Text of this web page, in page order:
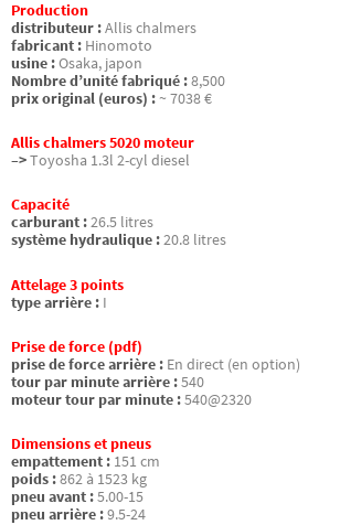
Production
distributeur :Allis chalmers
fabricant : Hinomoto
usine :Osaka, japon
Nombre d’unité fabriqué :8,500
prix original (euros) : ~ 7038 €
Allis chalmers 5020 moteur
–>Toyosha 1.3l 2-cyl diesel
Capacité
carburant :26.5 litres
système hydraulique :20.8 litres
Attelage 3 points
type arrière : I
Prise de force (pdf)
prise de force arrière : En direct (en option)
tour par minute arrière :540
moteur tour par minute :540@2320
Dimensions et pneus
empattement : 151 cm
poids :862 à 1523 kg
pneu avant :5.00-15
pneu arrière :9.5-24